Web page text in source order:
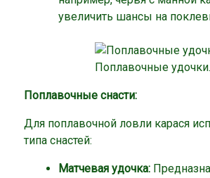
увеличить шансы на
Поплавочные удочки.
Поплавочные снасти:
Для поплавочной ловли карася
типа снастей:
Матчевая удочка: